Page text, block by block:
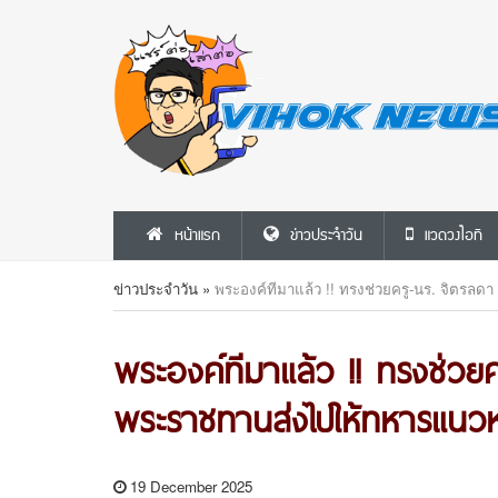
หน้าแรก ข่าวประจำวัน แวดวงไอที
ข่าวประจำวัน » พระองค์ทีมาแล้ว !! ทรงช่วยครู-นร. จิตรลด
พระองค์ทีมาแล้ว !! ทรงช่ว
พระราชทานส่งไปให้ทหารแน
19 December 2025